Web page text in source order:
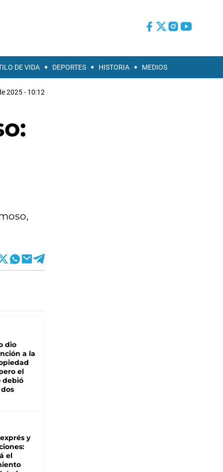
DE VIDA DEPORTES HISTORIA MEDIOS
2025 - 10:12
dio
a la
el
debió
y
el